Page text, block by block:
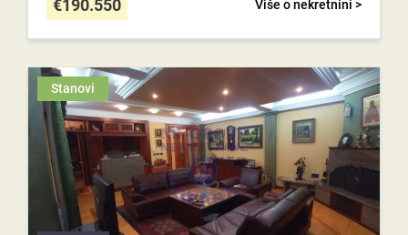
Više o nekretnini >
€190.550
Stanovi